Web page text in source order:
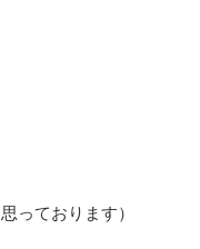
っております）